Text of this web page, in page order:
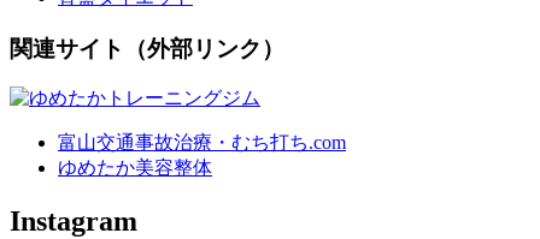
関連サイト（外部リンク）
富山交通事故治療・むち打ち.com
ゆめたか美容整体
Instagram